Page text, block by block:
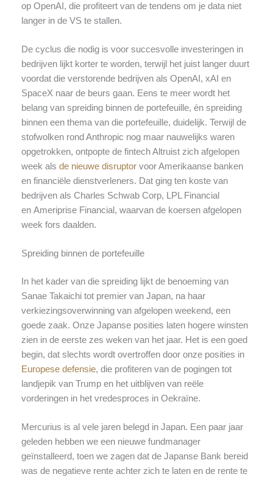
op OpenAI, die profiteert van de tendens om je data niet
langer in de VS te stallen.
De cyclus die nodig is voor succesvolle investeringen in
bedrijven lijkt korter te worden, terwijl het juist langer duurt
voordat die verstorende bedrijven als OpenAI, xAI en
SpaceX naar de beurs gaan. Eens te meer wordt het
belang van spreiding binnen de portefeuille, én spreiding
binnen een thema van die portefeuille, duidelijk. Terwijl de
stofwolken rond Anthropic nog maar nauwelijks waren
opgetrokken, ontpopte de fintech Altruist zich afgelopen
week als de nieuwe disruptorvoor Amerikaanse banken
en financiële dienstverleners. Dat ging ten koste van
bedrijven als Charles Schwab Corp, LPL Financial
en Ameriprise Financial, waarvan de koersen afgelopen
week fors daalden.
Spreiding binnen de portefeuille
In het kader van die spreiding lijkt de benoeming van
Sanae Takaichi tot premier van Japan, na haar
verkiezingsoverwinning van afgelopen weekend, een
goede zaak. Onze Japanse posities laten hogere winsten
zien in de eerste zes weken van het jaar. Het is een goed
begin, dat slechts wordt overtroffen door onze posities in
Europese defensie, die profiteren van de pogingen tot
landjepik van Trump en het uitblijven van reële
vorderingen in het vredesproces in Oekraïne.
Mercurius is al vele jaren belegd in Japan. Een paar jaar
geleden hebben we een nieuwe fundmanager
geïnstalleerd, toen we zagen dat de Japanse Bank bereid
was de negatieve rente achter zich te laten en de rente te